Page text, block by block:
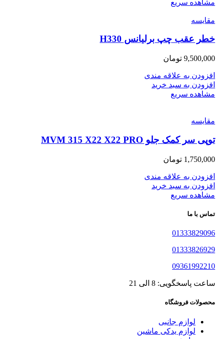
مشاهده سریع
مقایسه
خطر عقب چپ برلیانس H330
9,500,000 تومان
افزودن به علاقه مندی
افزودن به سبد خرید
مشاهده سریع
مقایسه
توپی سر کمک جلو MVM 315 X22 X22 PRO
1,750,000 تومان
افزودن به علاقه مندی
افزودن به سبد خرید
مشاهده سریع
تماس با ما
01333829096
01333826929
09361992210
ساعت پاسخگویی: 8 الی 21
محصولات فروشگاه
لوازم جانبی
لوازم یدکی ماشین